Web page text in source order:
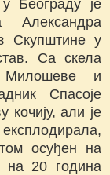
Београду је
Александра
Скупштине у
Са скела
Милошеве и
Спасоје
кочију, али је
осуђен на
на 20 година